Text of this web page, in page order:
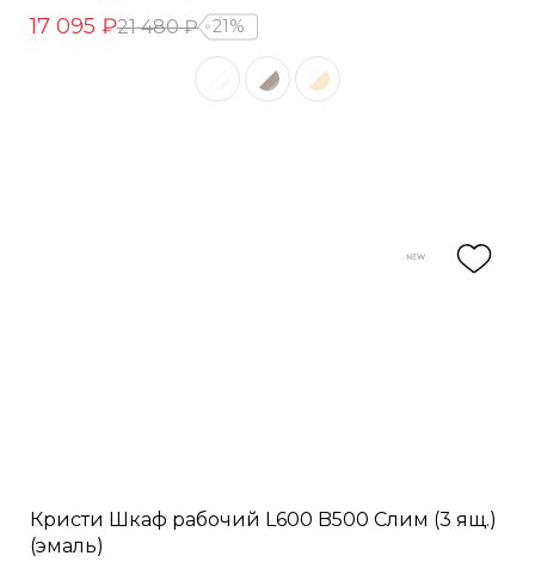
17 095 ₽21 480 ₽ 21%
Кристи Шкаф рабочий L600 B500 Слим (3 ящ.)
(эмаль)